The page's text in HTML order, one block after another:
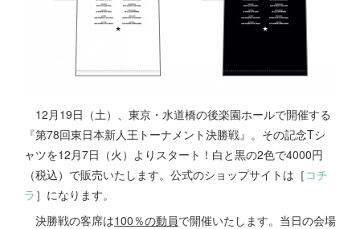
12月19日（土）、東京・水道橋の後楽園ホールで開催する
『第78回東日本新人王トーナメント決勝戦』。その記念Tシ
ャツを12月7日（火）よりスタート！白と黒の2色で4000円
（税込）で販売いたします。公式のショップサイトは［ コチ
ラ ］になります。
決勝戦の客席は100％の動員で開催いたします。当日の会場